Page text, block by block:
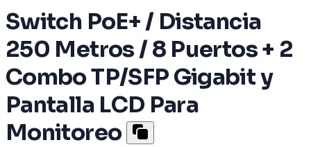
Switch PoE+ / Distancia
250 Metros / 8 Puertos + 2
Combo TP/SFP Gigabit y
Pantalla LCD Para
Monitoreo